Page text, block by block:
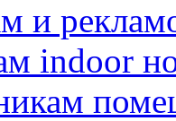
и
indoor